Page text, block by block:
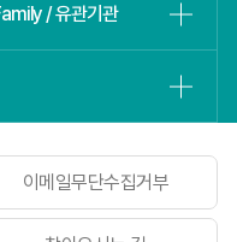
/ 유관기관
이메일무단수집거부